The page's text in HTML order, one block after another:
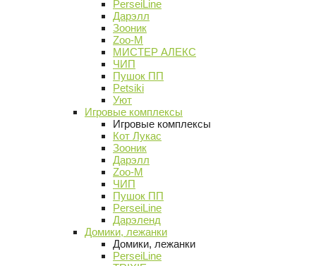
PerseiLine
Дарэлл
Зооник
Zoo-M
МИСТЕР АЛЕКС
ЧИП
Пушок ПП
Petsiki
Уют
Игровые комплексы
Игровые комплексы
Кот Лукас
Зооник
Дарэлл
Zoo-M
ЧИП
Пушок ПП
PerseiLine
Дарэленд
Домики, лежанки
Домики, лежанки
PerseiLine